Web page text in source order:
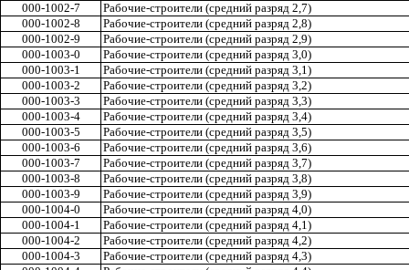
000-1002-7
Рабочие-строители (средний разряд 2,7)
000-1002-8
Рабочие-строители (средний разряд 2,8)
000-1002-9
Рабочие-строители (средний разряд 2,9)
000-1003-0
Рабочие-строители (средний разряд 3,0)
000-1003-1
Рабочие-строители (средний разряд 3,1)
000-1003-2
Рабочие-строители (средний разряд 3,2)
000-1003-3
Рабочие-строители (средний разряд 3,3)
000-1003-4
Рабочие-строители (средний разряд 3,4)
000-1003-5
Рабочие-строители (средний разряд 3,5)
000-1003-6
Рабочие-строители (средний разряд 3,6)
000-1003-7
Рабочие-строители (средний разряд 3,7)
000-1003-8
Рабочие-строители (средний разряд 3,8)
000-1003-9
Рабочие-строители (средний разряд 3,9)
000-1004-0
Рабочие-строители (средний разряд 4,0)
000-1004-1
Рабочие-строители (средний разряд 4,1)
000-1004-2
Рабочие-строители (средний разряд 4,2)
000-1004-3
Рабочие-строители (средний разряд 4,3)